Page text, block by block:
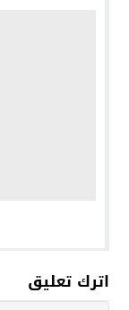
اترك تعليق